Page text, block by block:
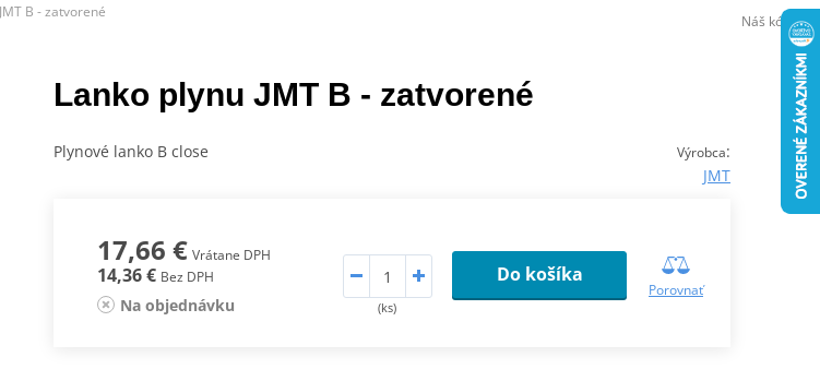
B - zatvorené
Lanko plynu JMT B - zatvorené
Výrobca:
JMT
Plynové lanko B close
17,66 € Vrátane DPH
14,36 € Bez DPH
Na objednávku (ks)
Do košíka
Porovnať
Náš kód:P52